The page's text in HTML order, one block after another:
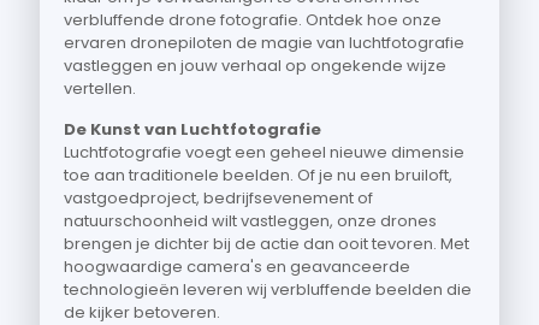
verbluffende drone fotografie. Ontdek hoe onze
ervaren dronepiloten de magie van luchtfotografie
vastleggen en jouw verhaal op ongekende wijze
vertellen.
De Kunst van Luchtfotografie
Luchtfotografie voegt een geheel nieuwe dimensie
toe aan traditionele beelden. Of je nu een bruiloft,
vastgoedproject, bedrijfsevenement of
natuurschoonheid wilt vastleggen, onze drones
brengen je dichter bij de actie dan ooit tevoren. Met
hoogwaardige camera's en geavanceerde
technologieën leveren wij verbluffende beelden die
de kijker betoveren.